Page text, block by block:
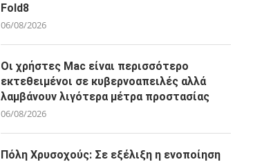
Fold8
06/08/2026
Οι χρήστες Mac είναι περισσότερο
εκτεθειμένοι σε κυβερνοαπειλές αλλά
λαμβάνουν λιγότερα μέτρα προστασίας
06/08/2026
Πόλη Χρυσοχούς: Σε εξέλιξη η ενοποίηση